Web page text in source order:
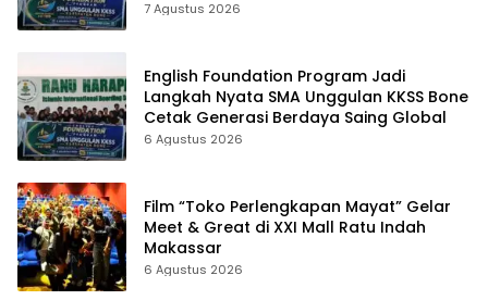
7 Agustus 2026
English Foundation Program Jadi
Langkah Nyata SMA Unggulan KKSS Bone
Cetak Generasi Berdaya Saing Global
6 Agustus 2026
Film “Toko Perlengkapan Mayat” Gelar
Meet & Great di XXI Mall Ratu Indah
Makassar
6 Agustus 2026